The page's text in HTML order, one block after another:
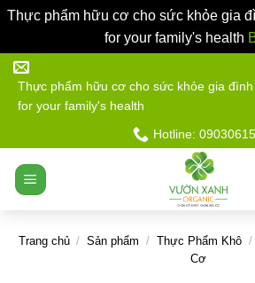
Thực phẩm hữu cơ cho sức khỏe gia
for your family's health
Bỏ
qua
nội
Thực phẩm hữu cơ cho sức khỏe gia
for your family's health
Hotline:
Trang chủ / Sản phẩm / Thực Phẩm Khô /
Cơ